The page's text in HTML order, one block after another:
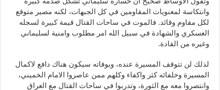
وانتكاسة لمعنويات المقاومين في كل الجبهات، لكنه مصير متوقع
لكل مقاوم وقائد. فالموت في ساحات القتال قيمة كبيرة لسجله
العسكري والشهادة في سبيل الله امر مطلوب وامنية لسليماني
وغيره من القادة.
لذلك لن تتوقف المسيرة عنده، وبوفاته سيكون هناك دافع لاكمال
المسيرة وخلفائه كثر واكفاء وكلهم ممن عاصروا الامام الخميني،
وانتصروا معه مع الثورة، وتدربوا في ساحات القتال مع العراق